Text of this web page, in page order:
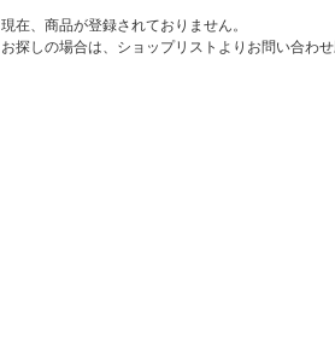
現在、商品が登録されておりません。
お探しの場合は、 ショップリスト よりお問い合わせ